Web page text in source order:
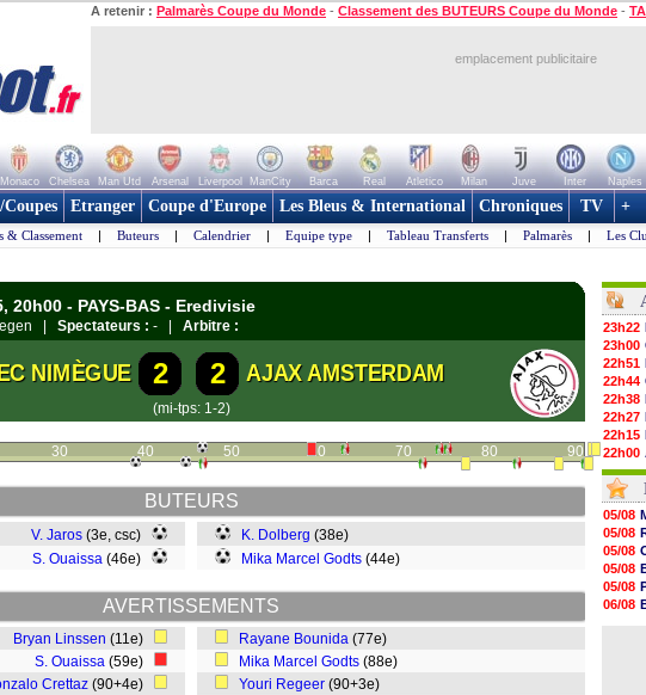
A retenir : Palmarès Coupe du Monde - Classement des BUTEURS Coupe du Monde -
emplacement publicitaire
Monaco Chelsea Man Utd Arsenal Liverpool ManCity Barca Real Atletico Milan Juve Inter Naples
Etranger Coupe d'Europe Les Bleus & International Chroniques TV +
& Classement | Buteurs | Calendrier | Equipe type | Tableau Transferts | Palmarès | Les
20h00 - PAYS-BAS - Eredivisie
| Spectateurs : - | Arbitre :
NIMÈGUE 2 2 AJAX AMSTERDAM
(mi-tps: 1-2)
30 40 50 60 70 80 90
BUTEURS
V. Jaros (3e, csc)
S. Ouaissa (46e)
K. Dolberg (38e)
Mika Marcel Godts (44e)
AVERTISSEMENTS
Bryan Linssen (11e)
S. Ouaissa (59e)
Crettaz (90+4e)
Rayane Bounida (77e)
Mika Marcel Godts (88e)
Youri Regeer (90+3e)
23h22
23h00
22h51
22h44
22h38
22h27
22h15
22h00
21h48
21h39
21h26
21h05
20h47
20h30
20h18
20h04
19h47
05/08
05/08
05/08
05/08
05/08
06/08